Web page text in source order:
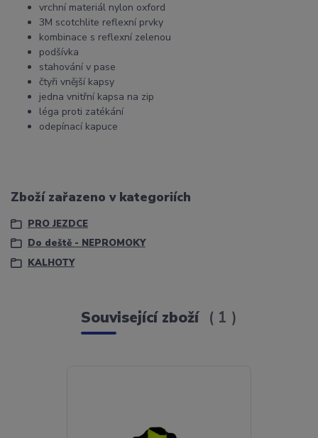
vrchní materiál nylon oxford
3M scotchlite reflexní prvky
kombinace s reflexní zelenou
podšívka
stahování v pase
čtyři vnější kapsy
jedna vnitřní kapsa na zip
léga proti zatékání
odepínací kapuce
Zboží zařazeno v kategoriích
PRO JEZDCE
Do deště - NEPROMOKY
KALHOTY
Související zboží 1